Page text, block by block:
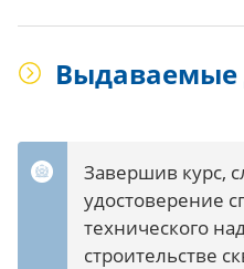
Выдаваемые
Завершив курс,
удостоверение
технического
строительстве